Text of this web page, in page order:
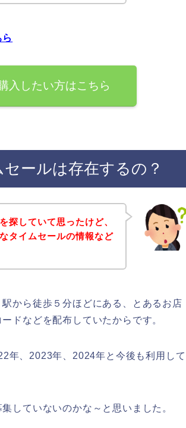
入したい方はこちら
ールは存在するの？
探していて思ったけど、
タイムセールの情報など
から徒歩５分ほどにある、とあるお店
ドなどを配布していたからです。
年、2023年、2024年と今後も利用して
していないのかな～と思いました。